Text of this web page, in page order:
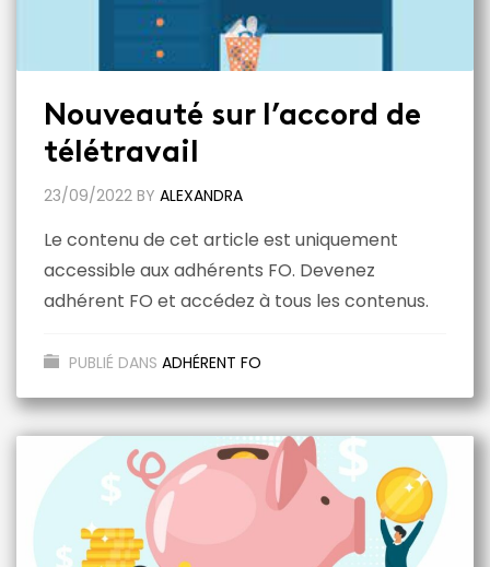
Nouveauté sur l’accord de
télétravail
23/09/2022 BY ALEXANDRA
Le contenu de cet article est uniquement
accessible aux adhérents FO. Devenez
adhérent FO et accédez à tous les contenus.
PUBLIÉ DANS ADHÉRENT FO